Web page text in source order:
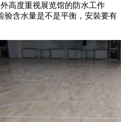
高度重视展览馆的防水工作
验含水量是不是平衡，安裝要有